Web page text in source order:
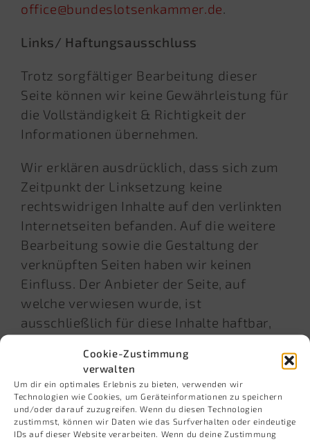
Cookie-Zustimmung
verwalten
Um dir ein optimales Erlebnis zu bieten, verwenden wir
Technologien wie Cookies, um Geräteinformationen zu speichern
und/oder darauf zuzugreifen. Wenn du diesen Technologien
zustimmst, können wir Daten wie das Surfverhalten oder eindeutige
IDs auf dieser Website verarbeiten. Wenn du deine Zustimmung
office@bundeslotsenkammer.de.
Links/ Haftungsausschluss
Trotz sorgfältiger Bearbeitung dieser
Seite können wir keine Gewährleistung für
die Vollständigkeit & Richtigkeit der
Informationen übernehmen.
Wir erklären ausdrücklich, dass sich zum
Zeitpunkt der Linksetzung keine
rechtswidrigen Inhalte auf den verlinkten
Internetseiten befanden. Auf die weitere
Bearbeitung sowie die Gestaltung der
verknüpften Seiten haben wir keinen
Einfluss. Der Anbieter der Seite, auf
welche verwiesen wurde, ist
ausschließlich für diese Inhalte haftbar,
Veröffentlichung verweist.